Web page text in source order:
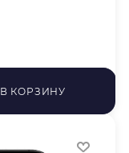
В КОРЗИНУ